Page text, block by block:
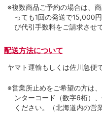
※複数商品ご予約の場合は、
っても1回の発送で15,000円
び代引手数料をご請求させ
配送方法について
ヤマト運輸もしくは佐川急便
※営業所止めをご希望の方は
ンターコード（数字6桁）
ください。（北海道内の営